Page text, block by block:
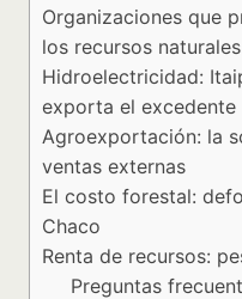
Organizaciones que
los recursos
Hidroelectricidad:
exporta el excedente
Agroexportación: la
ventas externas
El costo forestal:
Chaco
Renta de recursos:
Preguntas